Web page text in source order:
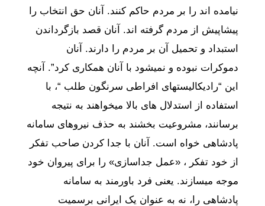
نیامده اند را بر مردم حاکم کنند. آنان حق انتخاب را
پیشاپیش از مردم گرفته اند. آنان قصد بازگرداندن
استبداد و تحمیل آن بر مردم را دارند. آنان
دموکرات نبوده و نمیشود با آنان همکاری کرد”. آنچه
این “رادیکالیستهای افراطی سرنگون طلب “، با
استفاده از استدلال های بالا میخواهند به نتیجه
برسانند، مشروعیت بخشند به حذف نیروهای سامانه
پادشاهی خواه است. آنان با جدا کردن صاحب تفکر
از خود تفکر ، «عمل جداسازی» را برای پیروان خود
موجه میسازند. یعنی فرد باورمند به سامانه
پادشاهی را، نه به عنوان یک ایرانی برسمیت